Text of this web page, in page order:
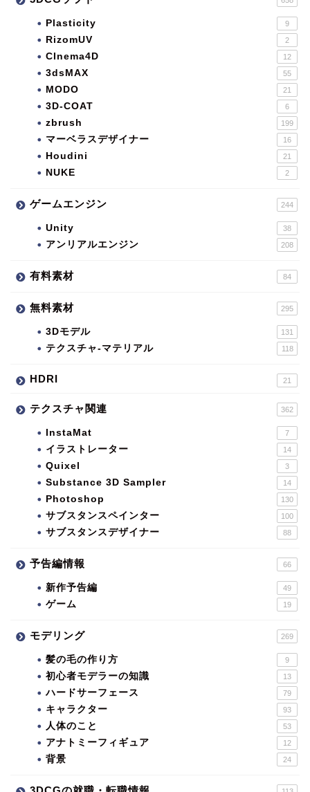
Plasticity 9
RizomUV 2
CInema4D 12
3dsMAX 55
MODO 21
3D-COAT 6
zbrush 199
マーベラスデザイナー 16
Houdini 21
NUKE 2
ゲームエンジン 244
Unity 38
アンリアルエンジン 208
有料素材 84
無料素材 295
3Dモデル 131
テクスチャ-マテリアル 118
HDRI 21
テクスチャ関連 362
InstaMat 7
イラストレーター 14
Quixel 3
Substance 3D Sampler 14
Photoshop 130
サブスタンスペインター 100
サブスタンスデザイナー 88
予告編情報 66
新作予告編 49
ゲーム 19
モデリング 269
髪の毛の作り方 9
初心者モデラーの知識 13
ハードサーフェース 79
キャラクター 93
人体のこと 53
アナトミーフィギュア 12
背景 24